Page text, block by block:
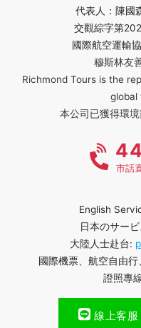
代表人：陳國
交觀綜字第
國際航空運輸
穆斯林友
Richmond Tours is the
global
本公司已獲得環
市話
English
日本のサー
大陸人士赴台:
國際機票、航空自由
證照專
線上客服